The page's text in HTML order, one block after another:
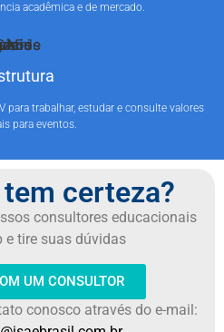
acadêmica e de mercado.
para trabalhar, estudar e consulte valores
para eventos.
certeza?
consultores educacionais
e tire suas dúvidas
UM CONSULTOR
conosco através do e-mail: